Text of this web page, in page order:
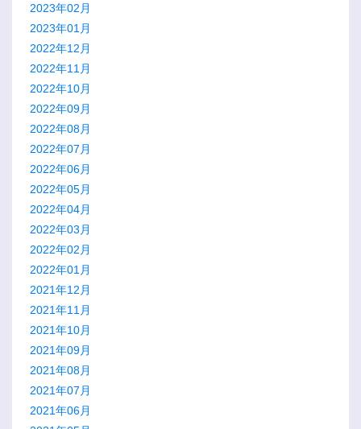
2023年02月
2023年01月
2022年12月
2022年11月
2022年10月
2022年09月
2022年08月
2022年07月
2022年06月
2022年05月
2022年04月
2022年03月
2022年02月
2022年01月
2021年12月
2021年11月
2021年10月
2021年09月
2021年08月
2021年07月
2021年06月